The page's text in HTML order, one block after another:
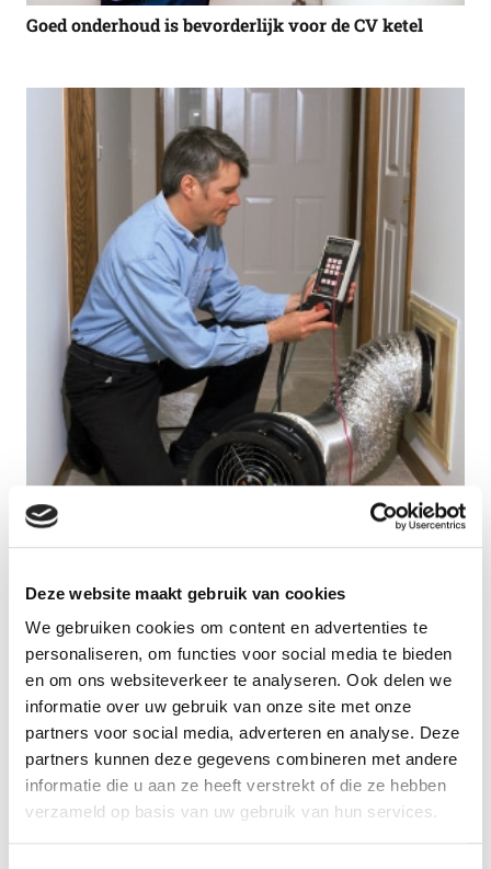
Deze website maakt gebruik van cookies
We gebruiken cookies om content en advertenties te
personaliseren, om functies voor social media te bieden
en om ons websiteverkeer te analyseren. Ook delen we
informatie over uw gebruik van onze site met onze
partners voor social media, adverteren en analyse. Deze
partners kunnen deze gegevens combineren met andere
informatie die u aan ze heeft verstrekt of die ze hebben
verzameld op basis van uw gebruik van hun services.
Goed onderhoud is bevorderlijk voor de CV ketel
Lekdetectie